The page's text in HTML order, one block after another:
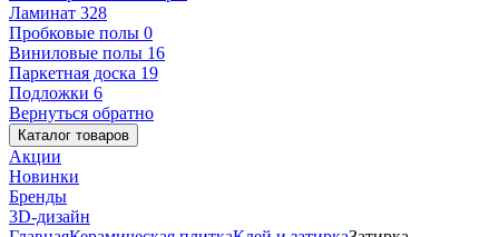
Ламинат 328
Пробковые полы 0
Виниловые полы 16
Паркетная доска 19
Подложки 6
Вернуться обратно
Каталог товаров
Акции
Новинки
Бренды
3D-дизайн